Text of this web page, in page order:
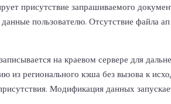
присутствие запрашиваемого
пользователю. Отсутствие файла
на краевом сервере для
из регионального кэша без вызова к
Модификация данных